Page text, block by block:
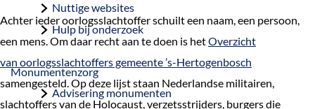
Nuttige websites
Hulp bij onderzoek
Monumentenzorg
Advisering monumenten
Achter ieder oorlogsslachtoffer schuilt een naam, een persoon,
een mens. Om daar recht aan te doen is hetOverzicht
van oorlogsslachtoffers gemeente ’s-Hertogenbosch
samengesteld. Op deze lijst staan Nederlandse militairen,
slachtoffers van de Holocaust, verzetsstrijders, burgers die